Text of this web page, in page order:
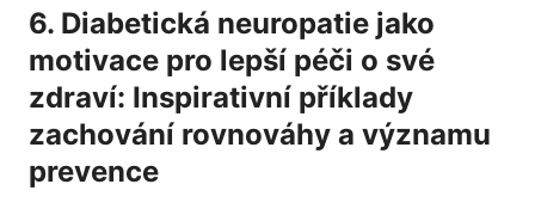
6. Diabetická neuropatie jako
motivace pro lepší péči ‍o své
⁤zdraví: Inspirativní ⁣příklady
zachování rovnováhy ⁤a významu
prevence